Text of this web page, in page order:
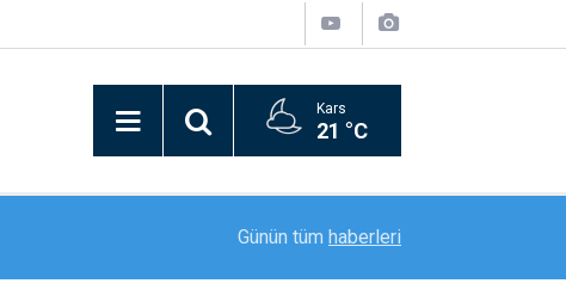
Kars
21 °C
Bursa'da tarlalık alanı ateşe veren şüpheli
Günün tüm haberleri